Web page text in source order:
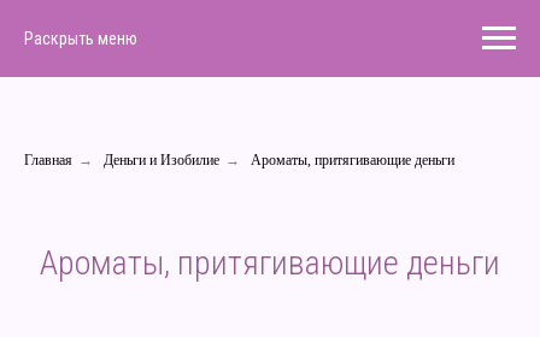
Раскрыть меню
Главная → Деньги и Изобилие → Ароматы, притягивающие деньги
Ароматы, притягивающие деньги